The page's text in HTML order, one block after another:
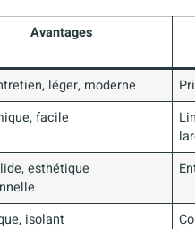
Avantages
léger, moderne
facile
esthétique
isolant